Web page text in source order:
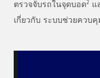
ตรวจจับรถในจุดบอด2 แ
เกี่ยวกับ ระบบช่วยควบ